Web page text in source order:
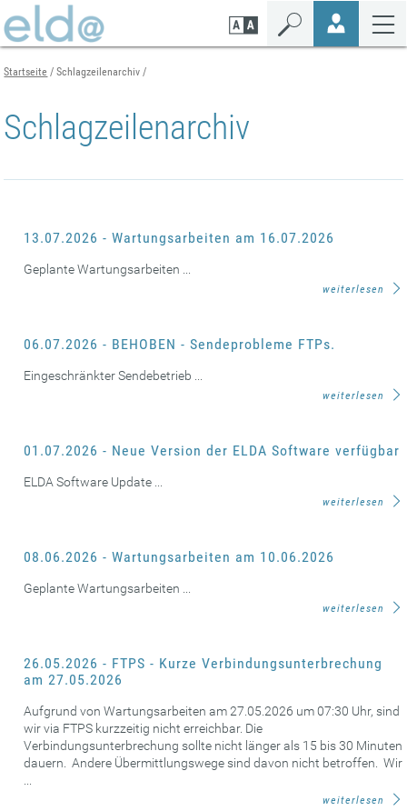
Seiteninhalt
springen
Navigation
springen
Mobilen
Navigation
springen
Startseite Schlagzeilenarchiv
Schlagzeilenarchiv
13.07.2026 - Wartungsarbeiten am 16.07.2026
Geplante Wartungsarbeiten ...
weiterlesen
06.07.2026 - BEHOBEN - Sendeprobleme FTPs.
Eingeschränkter Sendebetrieb ...
weiterlesen
01.07.2026 - Neue Version der ELDA Software verfügbar
ELDA Software Update ...
weiterlesen
08.06.2026 - Wartungsarbeiten am 10.06.2026
Geplante Wartungsarbeiten ...
weiterlesen
26.05.2026 - FTPS - Kurze Verbindungsunterbrechung
am 27.05.2026
Aufgrund von Wartungsarbeiten am 27.05.2026 um 07:30 Uhr, sind
wir via FTPS kurzzeitig nicht erreichbar. Die
Verbindungsunterbrechung sollte nicht länger als 15 bis 30 Minuten
dauern. Andere Übermittlungswege sind davon nicht betroffen. Wir
weiterlesen